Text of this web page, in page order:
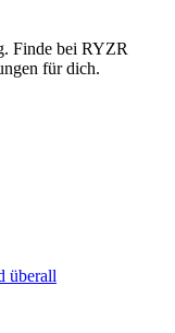
Finde bei RYZR
für dich.
überall